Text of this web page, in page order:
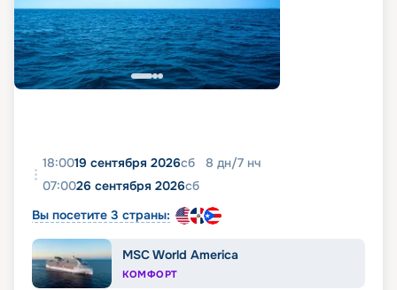
18:0019 сентября 2026сб 8 дн/7 нч
07:0026 сентября 2026сб
Вы посетите 3 страны:
MSC World America
КОМФОРТ